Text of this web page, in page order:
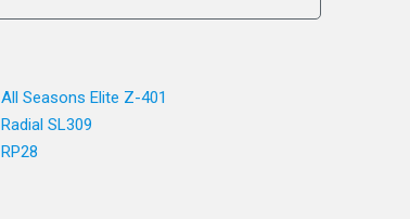
All Seasons Elite Z-401
Radial SL309
RP28